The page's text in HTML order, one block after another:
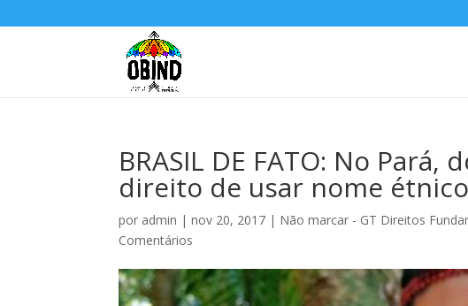
BRASIL DE FATO: No
direito de usar nome étnico
por admin |nov 20, 2017 | Não marcar - GT Direitos
Comentários